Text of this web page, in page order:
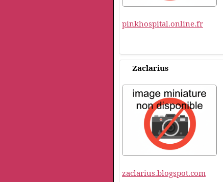
pinkhospital.online.fr
Zaclarius
zaclarius.blogspot.com